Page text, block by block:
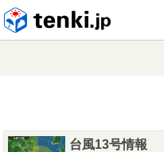
台風13号情報